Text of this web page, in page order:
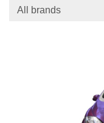
All brands